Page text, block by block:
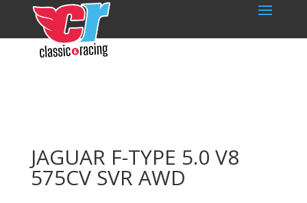
JAGUAR F-TYPE 5.0 V8
575CV SVR AWD